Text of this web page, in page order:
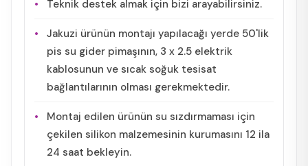
Teknik destek almak için bizi arayabilirsiniz.
Jakuzi ürünün montajı yapılacağı yerde 50'lik
pis su gider pimaşının, 3 x 2.5 elektrik
kablosunun ve sıcak soğuk tesisat
bağlantılarının olması gerekmektedir.
Montaj edilen ürünün su sızdırmaması için
çekilen silikon malzemesinin kurumasını 12 ila
24 saat bekleyin.